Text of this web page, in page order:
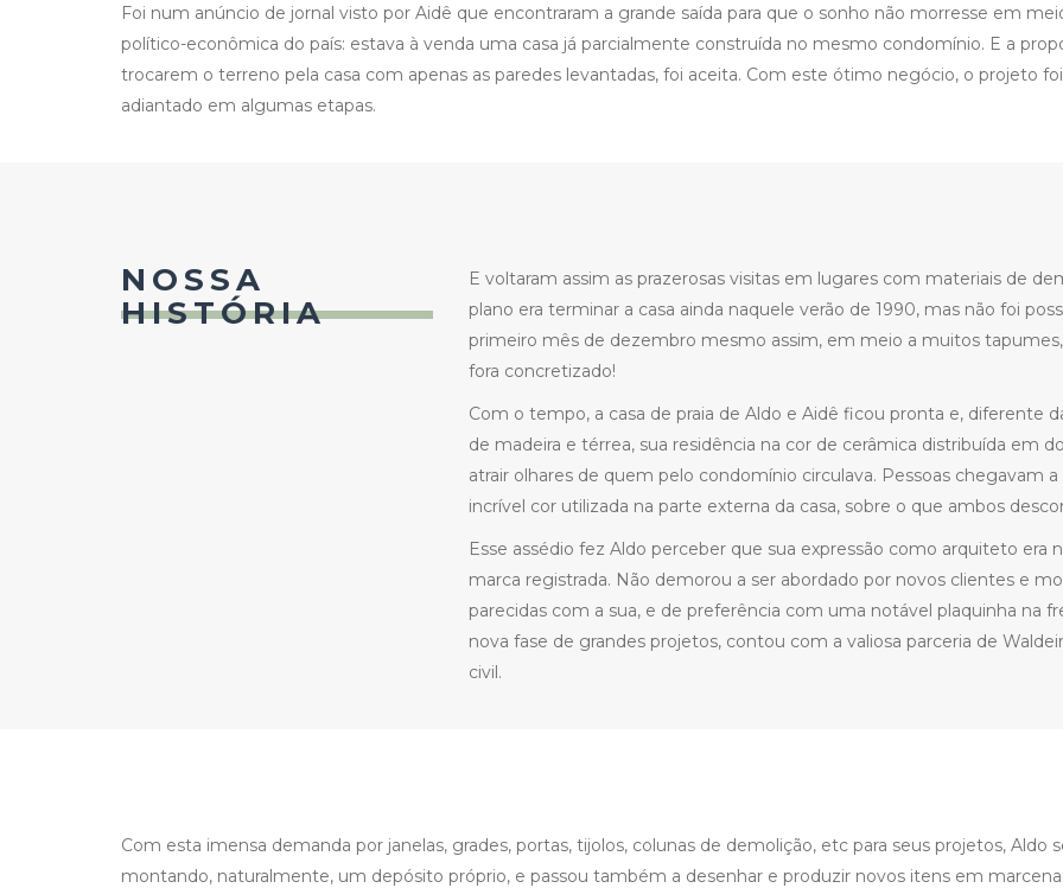
Foi num anúncio de jornal visto por Aidê que encontraram a grande saída para que o sonho não morresse em
político-econômica do país: estava à venda uma casa já parcialmente construída no mesmo condomínio. E a
trocarem o terreno pela casa com apenas as paredes levantadas, foi aceita. Com este ótimo negócio, o projeto foi
adiantado em algumas etapas.
NOSSA
HISTÓRIA
E voltaram assim as prazerosas visitas em lugares com materiais de
plano era terminar a casa ainda naquele verão de 1990, mas não foi
primeiro mês de dezembro mesmo assim, em meio a muitos
fora concretizado!
Com o tempo, a casa de praia de Aldo e Aidê ficou pronta e, diferente
de madeira e térrea, sua residência na cor de cerâmica distribuída em
atrair olhares de quem pelo condomínio circulava. Pessoas chegavam
incrível cor utilizada na parte externa da casa, sobre o que ambos
Esse assédio fez Aldo perceber que sua expressão como arquiteto
marca registrada. Não demorou a ser abordado por novos clientes e
parecidas com a sua, e de preferência com uma notável plaquinha na
nova fase de grandes projetos, contou com a valiosa parceria de
civil.
Com esta imensa demanda por janelas, grades, portas, tijolos, colunas de demolição, etc para seus projetos, Aldo
montando, naturalmente, um depósito próprio, e passou também a desenhar e produzir novos itens em